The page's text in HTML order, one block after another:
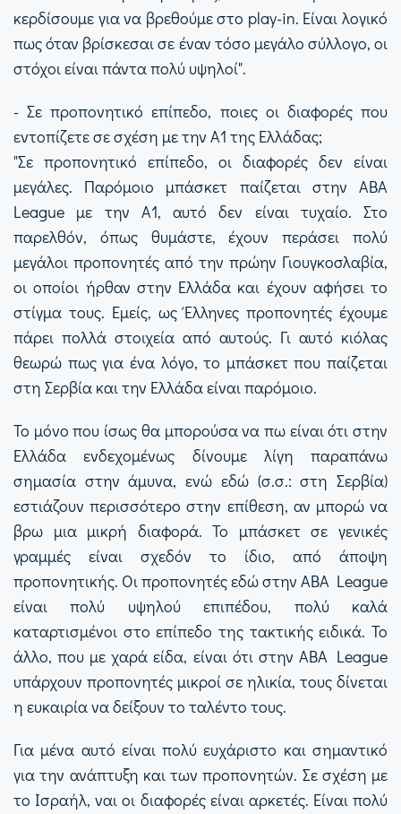
κερδίσουμε για να βρεθούμε στο play-in. Είναι λογικό
πως όταν βρίσκεσαι σε έναν τόσο μεγάλο σύλλογο, οι
στόχοι είναι πάντα πολύ υψηλοί".
- Σε προπονητικό επίπεδο, ποιες οι διαφορές που
εντοπίζετε σε σχέση με την Α1 της Ελλάδας;
"Σε προπονητικό επίπεδο, οι διαφορές δεν είναι
μεγάλες. Παρόμοιο μπάσκετ παίζεται στην ABA
League με την Α1, αυτό δεν είναι τυχαίο. Στο
παρελθόν, όπως θυμάστε, έχουν περάσει πολύ
μεγάλοι προπονητές από την πρώην Γιουγκοσλαβία,
οι οποίοι ήρθαν στην Ελλάδα και έχουν αφήσει το
στίγμα τους. Εμείς, ως Έλληνες προπονητές έχουμε
πάρει πολλά στοιχεία από αυτούς. Γι αυτό κιόλας
θεωρώ πως για ένα λόγο, το μπάσκετ που παίζεται
στη Σερβία και την Ελλάδα είναι παρόμοιο.
Το μόνο που ίσως θα μπορούσα να πω είναι ότι στην
Ελλάδα ενδεχομένως δίνουμε λίγη παραπάνω
σημασία στην άμυνα, ενώ εδώ (σ.σ.: στη Σερβία)
εστιάζουν περισσότερο στην επίθεση, αν μπορώ να
βρω μια μικρή διαφορά. Το μπάσκετ σε γενικές
γραμμές είναι σχεδόν το ίδιο, από άποψη
προπονητικής. Οι προπονητές εδώ στην ABA League
είναι πολύ υψηλού επιπέδου, πολύ καλά
καταρτισμένοι στο επίπεδο της τακτικής ειδικά. Το
άλλο, που με χαρά είδα, είναι ότι στην ABA League
υπάρχουν προπονητές μικροί σε ηλικία, τους δίνεται
η ευκαιρία να δείξουν το ταλέντο τους.
Για μένα αυτό είναι πολύ ευχάριστο και σημαντικό
για την ανάπτυξη και των προπονητών. Σε σχέση με
το Ισραήλ, ναι οι διαφορές είναι αρκετές. Είναι πολύ